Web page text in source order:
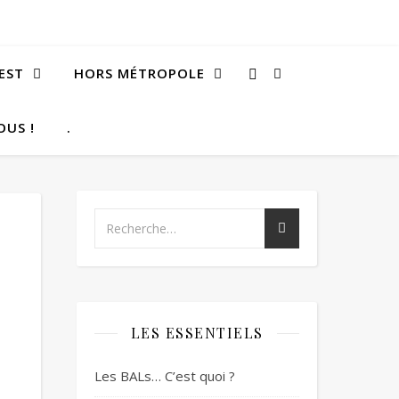
HORS MÉTROPOLE
! .
LES ESSENTIELS
Les BALs… C’est quoi ?